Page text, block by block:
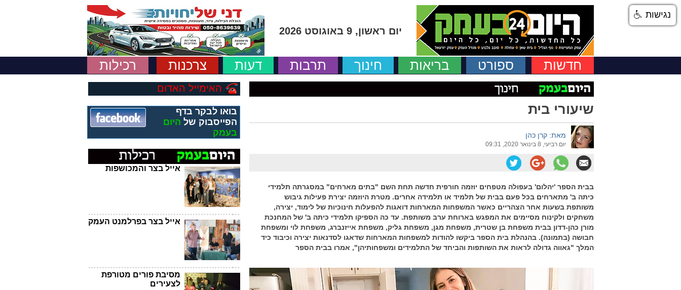
יום ראשון, 9 באוגוסט 2026
חדשות ספורט בריאות חינוך תרבות דעות צרכנות רכילות
שיעורי בית
מאת: קרן כהן
יום רביעי, 8 בינואר 2020, 09:31
בבית הספר 'יהלום' בעפולה מטפחים יוזמה חורפית חדשה תחת השם "בתים מארחים" במסגרתה תלמידי
כיתה ב' מתארחים בכל פעם בבית של תלמיד או תלמידה אחרים. מטרת היוזמה יצירת פעילות גיבוש
משותפת בשעות אחר הצהריים כאשר המשפחות המארחות דואגות להפעלות חינוכיות של לימוד, יצירה,
משחקים ולקינוח מסיימים את המפגש בארוחת ערב משותפת. עד כה הספיקו תלמידי כיתה ב' של המחנכת
מורן כהן-דדון בבית משפחת בן שטרית, משפחת מגן, משפחת גליק, משפחת אייזנברג, משפחת לוי ומשפחת
חבושה (בתמונה). בהנהלת בית הספר ביקשו להודות למשפחות המארחות שדאגו לסדנאות יצירה וכיבוד כיד
המלך "גאווה גדולה לראות את השותפות והביחד של התלמידים ומשפחותיהן", אמרו בבית הספר
האימייל האדום
בואו לבקר בדף
הפייסבוק של היום
בעמק
אייל בצר והמכושפות
אייל בצר בפרלמנט העמק
מסיבת פורים מטורפת
לצעירים
נגישות